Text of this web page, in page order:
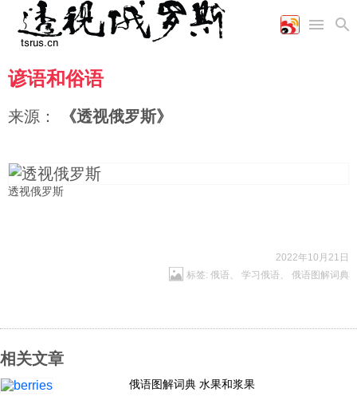
首页
国际
时政
空军
海军
经济
财经
商业
农业
科技
文艺
教育
图片新闻
高清图片
图表
谚语和俗语
来源： 《透视俄罗斯》
透视俄罗斯
2022年10月21日
标签: 俄语、 学习俄语、 俄语图解词典
相关文章
俄语图解词典 水果和浆果